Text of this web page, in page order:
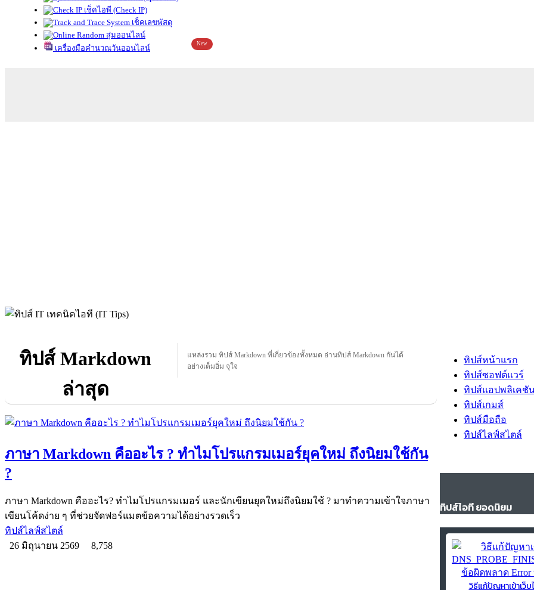
เช็คไอพี (Check IP)
เช็คเลขพัสดุ
สุ่มออนไลน์
เครื่องมือคำนวณวันออนไลน์
New
ทิปส์ Markdown
ล่าสุด
แหล่งรวม ทิปส์ Markdown ที่เกี่ยวข้องทั้งหมด อ่านทิปส์ Markdown กันได้
อย่างเต็มอิ่ม จุใจ
ภาษา Markdown คืออะไร ? ทำไมโปรแกรมเมอร์ยุคใหม่ ถึงนิยมใช้กัน
?
ภาษา Markdown คืออะไร? ทำไมโปรแกรมเมอร์ และนักเขียนยุคใหม่ถึงนิยมใช้ ? มาทำความเข้าใจภาษา
เขียนโค้ดง่าย ๆ ที่ช่วยจัดฟอร์แมตข้อความได้อย่างรวดเร็ว
ทิปส์ไลฟ์สไตล์
26 มิถุนายน 2569
8,758
ทิปส์หน้าแรก
ทิปส์ซอฟต์แวร์
ทิปส์แอปพลิเคชั
ทิปส์เกมส์
ทิปส์มือถือ
ทิปส์ไลฟ์สไตล์
ทิปส์ไอที ยอดนิยม
วิธีแก้ปัญหาเข้าเว็บ